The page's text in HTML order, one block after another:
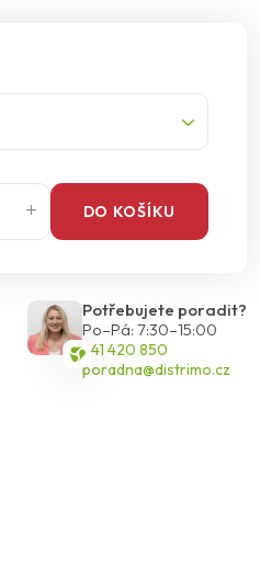
DO KOŠÍKU
Potřebujete poradit?
Po–Pá: 7:30–15:00
541 420 850
poradna@distrimo.cz